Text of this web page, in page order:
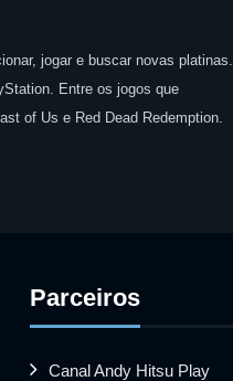
jogar e buscar novas platinas.
Entre os jogos que
of Us e Red Dead Redemption.
Parceiros
Canal Andy Hitsu Play